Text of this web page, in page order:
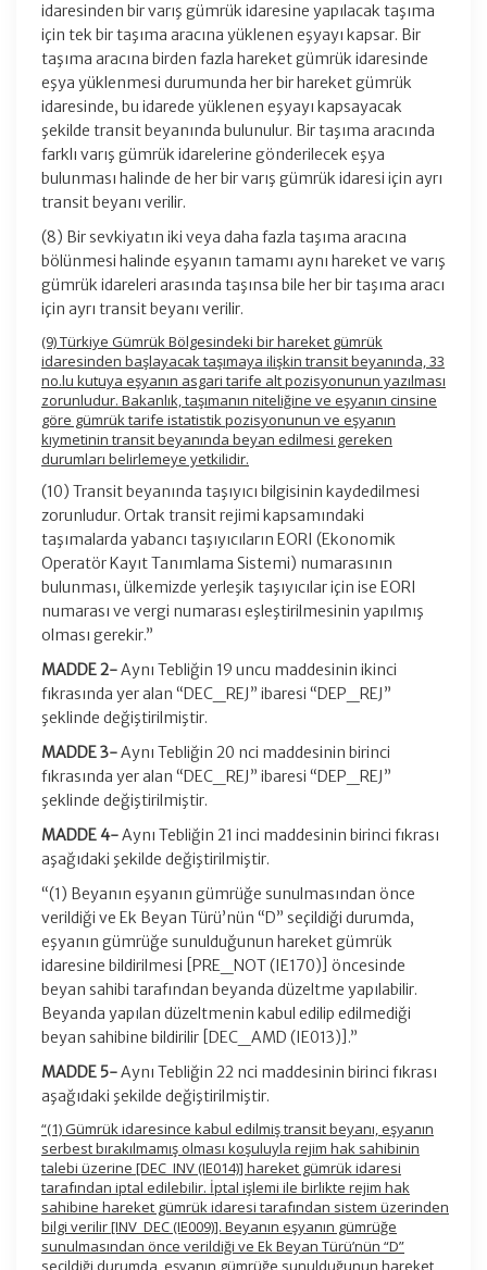
idaresinden bir varış gümrük idaresine yapılacak taşıma
için tek bir taşıma aracına yüklenen eşyayı kapsar. Bir
taşıma aracına birden fazla hareket gümrük idaresinde
eşya yüklenmesi durumunda her bir hareket gümrük
idaresinde, bu idarede yüklenen eşyayı kapsayacak
şekilde transit beyanında bulunulur. Bir taşıma aracında
farklı varış gümrük idarelerine gönderilecek eşya
bulunması halinde de her bir varış gümrük idaresi için ayrı
transit beyanı verilir.
(8) Bir sevkiyatın iki veya daha fazla taşıma aracına
bölünmesi halinde eşyanın tamamı aynı hareket ve varış
gümrük idareleri arasında taşınsa bile her bir taşıma aracı
için ayrı transit beyanı verilir.
(9) Türkiye Gümrük Bölgesindeki bir hareket gümrük
idaresinden başlayacak taşımaya ilişkin transit beyanında, 33
no.lu kutuya eşyanın asgari tarife alt pozisyonunun yazılması
zorunludur. Bakanlık, taşımanın niteliğine ve eşyanın cinsine
göre gümrük tarife istatistik pozisyonunun ve eşyanın
kıymetinin transit beyanında beyan edilmesi gereken
durumları belirlemeye yetkilidir.
(10) Transit beyanında taşıyıcı bilgisinin kaydedilmesi
zorunludur. Ortak transit rejimi kapsamındaki
taşımalarda yabancı taşıyıcıların EORI (Ekonomik
Operatör Kayıt Tanımlama Sistemi) numarasının
bulunması, ülkemizde yerleşik taşıyıcılar için ise EORI
numarası ve vergi numarası eşleştirilmesinin yapılmış
olması gerekir.”
MADDE 2-Aynı Tebliğin 19 uncu maddesinin ikinci
fıkrasında yer alan “DEC_REJ” ibaresi “DEP_REJ”
şeklinde değiştirilmiştir.
MADDE 3-Aynı Tebliğin 20 nci maddesinin birinci
fıkrasında yer alan “DEC_REJ” ibaresi “DEP_REJ”
şeklinde değiştirilmiştir.
MADDE 4-Aynı Tebliğin 21 inci maddesinin birinci fıkrası
aşağıdaki şekilde değiştirilmiştir.
“(1) Beyanın eşyanın gümrüğe sunulmasından önce
verildiği ve Ek Beyan Türü’nün “D” seçildiği durumda,
eşyanın gümrüğe sunulduğunun hareket gümrük
idaresine bildirilmesi [PRE_NOT (IE170)] öncesinde
beyan sahibi tarafından beyanda düzeltme yapılabilir.
Beyanda yapılan düzeltmenin kabul edilip edilmediği
beyan sahibine bildirilir [DEC_AMD (IE013)].”
MADDE 5-Aynı Tebliğin 22 nci maddesinin birinci fıkrası
aşağıdaki şekilde değiştirilmiştir.
“(1) Gümrük idaresince kabul edilmiş transit beyanı, eşyanın
serbest bırakılmamış olması koşuluyla rejim hak sahibinin
talebi üzerine [DEC_INV (IE014)] hareket gümrük idaresi
tarafından iptal edilebilir. İptal işlemi ile birlikte rejim hak
sahibine hareket gümrük idaresi tarafından sistem üzerinden
bilgi verilir [INV_DEC (IE009)]. Beyanın eşyanın gümrüğe
sunulmasından önce verildiği ve Ek Beyan Türü’nün “D”
seçildiği durumda, eşyanın gümrüğe sunulduğunun hareket